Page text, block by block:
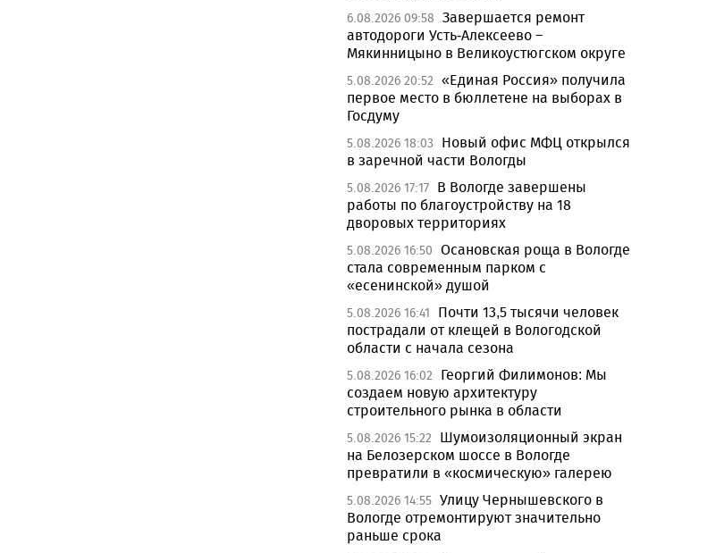
6.08.2026 09:58 Завершается ремонт
автодороги Усть-Алексеево –
Мякинницыно в Великоустюгском округе
5.08.2026 20:52 «Единая Россия» получила
первое место в бюллетене на выборах в
Госдуму
5.08.2026 18:03
Новый офис МФЦ открылся
в заречной части Вологды
5.08.2026 17:17 В Вологде завершены
работы по благоустройству на 18
дворовых территориях
5.08.2026 16:50 Осановская роща в Вологде
стала современным парком с
«есенинской» душой
5.08.2026 16:41
Почти 13,5 тысячи человек
пострадали от клещей в Вологодской
области с начала сезона
5.08.2026 16:02
Георгий Филимонов: Мы
создаем новую архитектуру
строительного рынка в области
5.08.2026 15:22
Шумоизоляционный экран
на Белозерском шоссе в Вологде
превратили в «космическую» галерею
5.08.2026 14:55 Улицу Чернышевского в
Вологде отремонтируют значительно
раньше срока